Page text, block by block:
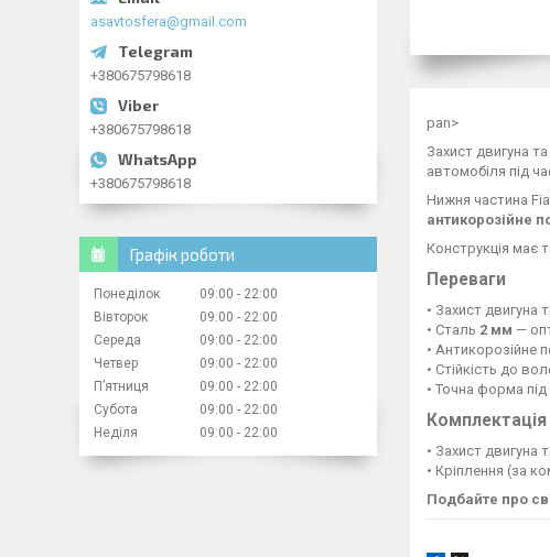
pan>
Захист двигуна
автомобіля під
Нижня частина
антикорозійне
Конструкція має
Переваги
• Захист двигуна
• Сталь 2 мм —
• Антикорозійне
• Стійкість до
• Точна форма
Комплектація
• Захист двигуна
• Кріплення (за
Подбайте про
asavtosfera@gmail.com
+380675798618
+380675798618
+380675798618
Графік роботи
Понеділок 09:00
22:00
Вівторок
09:00
22:00
Середа
09:00
22:00
Четвер
09:00
22:00
Пʼятниця
09:00
22:00
Субота
09:00
22:00
Неділя
09:00 22:00